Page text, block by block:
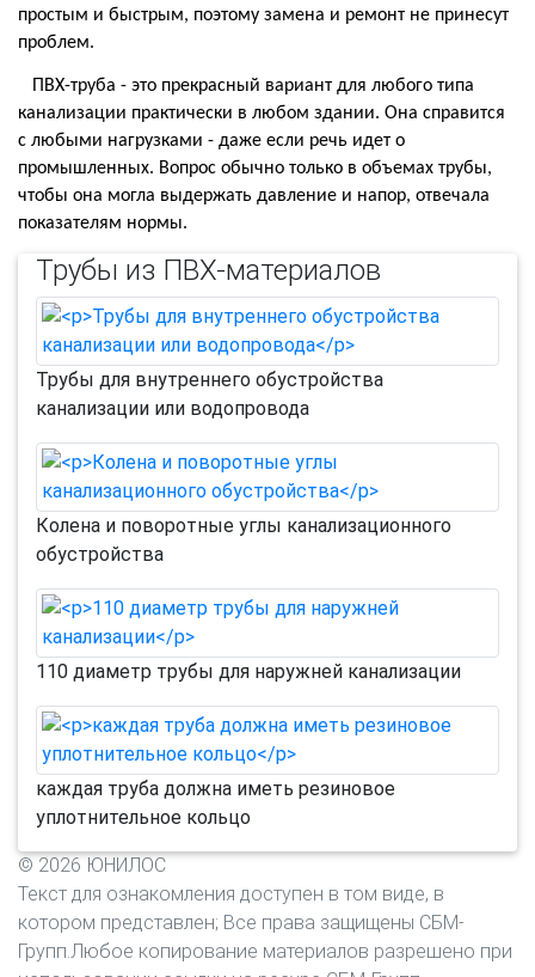
простым и быстрым, поэтому замена и ремонт не принесут
проблем.
ПВХ-труба - это прекрасный вариант для любого типа
канализации практически в любом здании. Она справится
с любыми нагрузками - даже если речь идет о
промышленных. Вопрос обычно только в объемах трубы,
чтобы она могла выдержать давление и напор, отвечала
показателям нормы.
Трубы из ПВХ-материалов
Трубы для внутреннего обустройства
канализации или водопровода
Колена и поворотные углы канализационного
обустройства
110 диаметр трубы для наружней канализации
каждая труба должна иметь резиновое
уплотнительное кольцо
© 2026 ЮНИЛОС
Текст для ознакомления доступен в том виде, в
котором представлен; Все права защищены СБМ-
Групп.Любое копирование материалов разрешено при